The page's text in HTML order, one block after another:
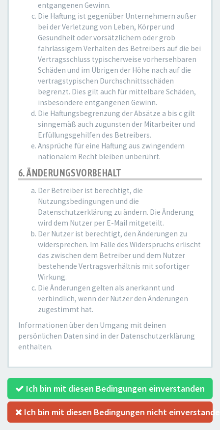
entgangenen Gewinn.
Die Haftung ist gegenüber Unternehmern außer
bei der Verletzung von Leben, Körper und
Gesundheit oder vorsätzlichem oder grob
fahrlässigem Verhalten des Betreibers auf die bei
Vertragsschluss typischerweise vorhersehbaren
Schäden und im Übrigen der Höhe nach auf die
vertragstypischen Durchschnittsschäden
begrenzt. Dies gilt auch für mittelbare Schäden,
insbesondere entgangenen Gewinn.
Die Haftungsbegrenzung der Absätze a bis c gilt
sinngemäß auch zugunsten der Mitarbeiter und
Erfüllungsgehilfen des Betreibers.
Ansprüche für eine Haftung aus zwingendem
nationalem Recht bleiben unberührt.
6. ÄNDERUNGSVORBEHALT
Der Betreiber ist berechtigt, die
Nutzungsbedingungen und die
Datenschutzerklärung zu ändern. Die Änderung
wird dem Nutzer per E-Mail mitgeteilt.
Der Nutzer ist berechtigt, den Änderungen zu
widersprechen. Im Falle des Widerspruchs erlischt
das zwischen dem Betreiber und dem Nutzer
bestehende Vertragsverhältnis mit sofortiger
Wirkung.
Die Änderungen gelten als anerkannt und
verbindlich, wenn der Nutzer den Änderungen
zugestimmt hat.
Informationen über den Umgang mit deinen
persönlichen Daten sind in der Datenschutzerklärung
enthalten.
Ich bin mit diesen Bedingungen einverstanden
Ich bin mit diesen Bedingungen nicht